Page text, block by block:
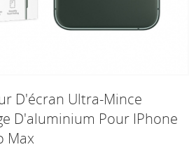
D'écran Ultra-Mince
D'aluminium Pour IPhone
Max